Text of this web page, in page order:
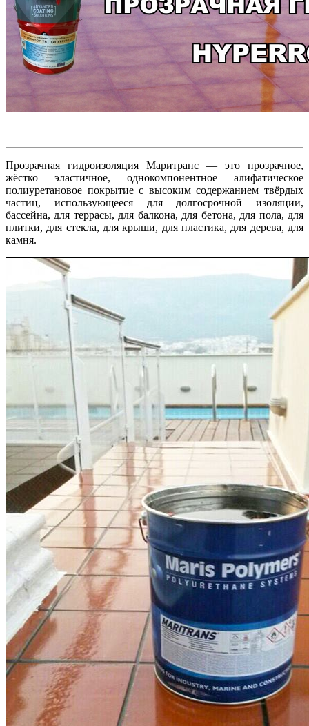
Прозрачная гидроизоляция Маритранс — это прозрачное,
жёстко эластичное, однокомпонентное алифатическое
полиуретановое покрытие с высоким содержанием твёрдых
частиц, использующееся для долгосрочной изоляции,
бассейна, для террасы, для балкона, для бетона, для пола, для
плитки, для стекла, для крыши, для пластика, для дерева, для
камня.